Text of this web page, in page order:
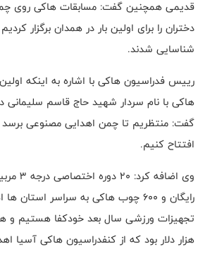
دختران را برای اولین بار در همدان برگزار
شناسایی شدند.
رییس فدراسیون هاکی با اشاره به اینکه
هاکی با نام سردار شهید حاج قاسم
گفت: منتظریم تا چمن اهدایی مصنوعی برسد
افتتاح کنیم.
وی
رایگان و ۶۰۰ چوب هاکی به سراسر استان
هزار دلار بود که از کنفدراسیون هاکی آسیا